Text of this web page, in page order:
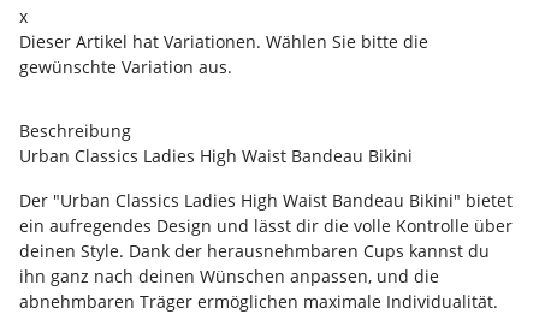
x
Dieser Artikel hat Variationen. Wählen Sie bitte die
gewünschte Variation aus.
Beschreibung
Urban Classics Ladies High Waist Bandeau Bikini
Der "Urban Classics Ladies High Waist Bandeau Bikini" bietet
ein aufregendes Design und lässt dir die volle Kontrolle über
deinen Style. Dank der herausnehmbaren Cups kannst du
ihn ganz nach deinen Wünschen anpassen, und die
abnehmbaren Träger ermöglichen maximale Individualität.